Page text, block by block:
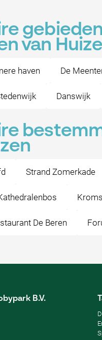
van
haven De
Danswijk
Strand Zomerkade
De Beren
B.V.